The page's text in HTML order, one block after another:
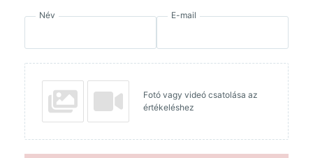
Név E-mail
Fotó vagy videó csatolása az
értékeléshez